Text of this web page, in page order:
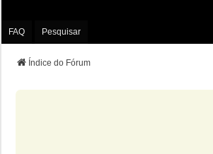
FAQ Pesquisar
Índice do Fórum